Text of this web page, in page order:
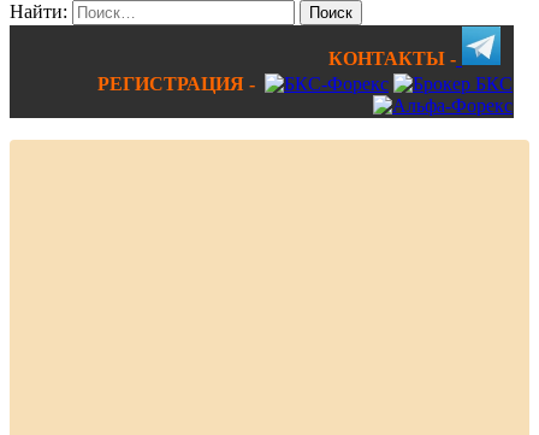
Найти:
КОНТАКТЫ -
РЕГИСТРАЦИЯ -